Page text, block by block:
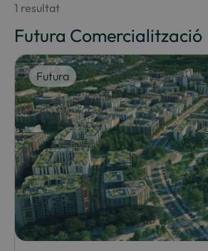
1 resultat
Futura Comercialització
Futura